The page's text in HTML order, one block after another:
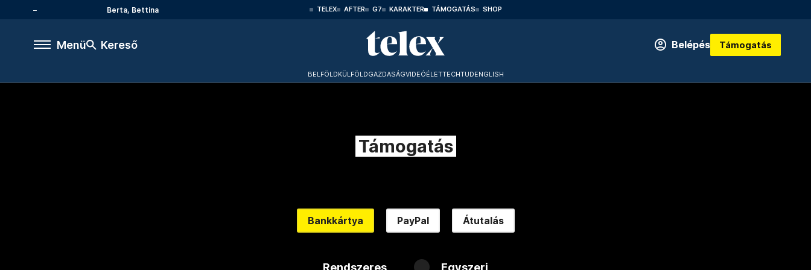
Berta, Bettina TELEX AFTER G7 KARAKTER TÁMOGATÁS SHOP
Menü Kereső Belépés Támogatás
BELFÖLDKÜLFÖLDGAZDASÁGVIDEÓÉLETTECHTUDENGLISH
Támogatás
Bankkártya PayPal Átutalás
Rendszeres Egyszeri